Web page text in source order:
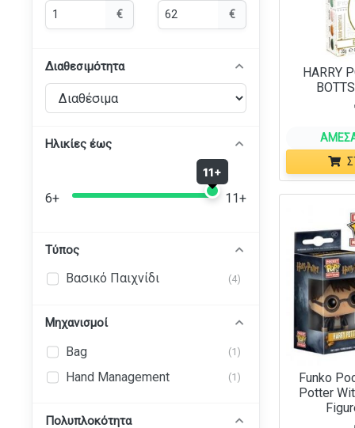
HARRY
Funko
Potter
Ελάχιστη
τιμή
€
Μέγιστη
τιμή
€
Διαθεσιμότητα
Ηλικίες έως
6+
11+
11+
Τύπος
Βασικό Παιχνίδι (4)
Μηχανισμοί
Bag (1)
Hand Management (1)
Πολυπλοκότητα